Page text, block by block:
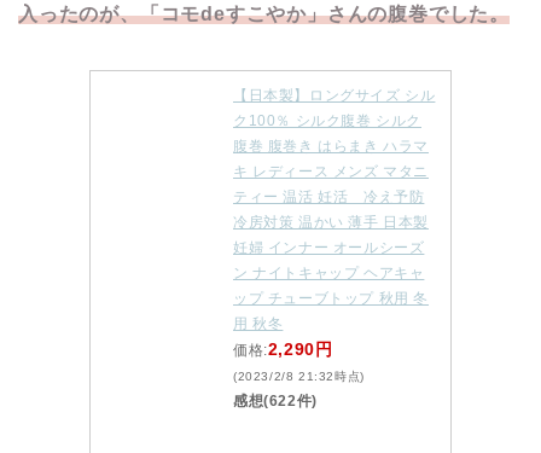
入ったのが、「コモdeすこやか」さんの腹巻でした。
【日本製】ロングサイズ シル
ク100％ シルク腹巻 シルク
腹巻 腹巻き はらまき ハラマ
キ レディース メンズ マタニ
ティー 温活 妊活 冷え予防
冷房対策 温かい 薄手 日本製
妊婦 インナー オールシーズ
ン ナイトキャップ ヘアキャ
ップ チューブトップ 秋用 冬
用 秋冬
価格:2,290円
(2023/2/8 21:32時点)
感想(622件)